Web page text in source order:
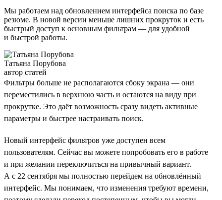
Мы работаем над обновлением интерфейса поиска по базе
резюме. В новой версии меньше лишних прокруток и есть
быстрый доступ к основным фильтрам — для удобной
и быстрой работы.
Татьяна Порубова
автор статей
Фильтры больше не располагаются сбоку экрана — они
переместились в верхнюю часть и остаются на виду при
прокрутке. Это даёт возможность сразу видеть активные
параметры и быстрее настраивать поиск.
Новый интерфейс фильтров уже доступен всем
пользователям. Сейчас вы можете попробовать его в работе
и при желании переключиться на привычный вариант.
А с 22 сентября мы полностью перейдем на обновлённый
интерфейс. Мы понимаем, что изменения требуют времени,